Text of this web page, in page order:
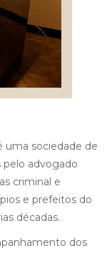
uma sociedade de
pelo advogado
criminal e
e prefeitos do
décadas.
dos